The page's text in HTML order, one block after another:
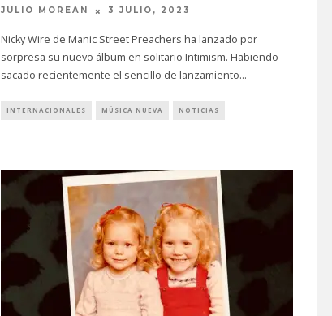
JULIO MOREAN 3 JULIO, 2023
Nicky Wire de Manic Street Preachers ha lanzado por
sorpresa su nuevo álbum en solitario Intimism. Habiendo
sacado recientemente el sencillo de lanzamiento...
INTERNACIONALES MÚSICA NUEVA NOTICIAS